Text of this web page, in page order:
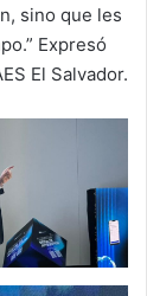
sino que les
Expresó
El Salvador.